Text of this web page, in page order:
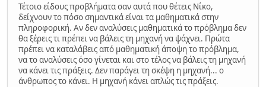
Τέτοιο είδους προβλήματα σαν αυτά που θέτεις Νίκο,
δείχνουν το πόσο σημαντικά είναι τα μαθηματικά στην
πληροφορική. Αν δεν αναλύσεις μαθηματικά το πρόβλημα δεν
θα ξέρεις τι πρέπει να βάλεις τη μηχανή να ψάχνει. Πρώτα
πρέπει να καταλάβεις από μαθηματική άποψη το πρόβλημα,
να το αναλύσεις όσο γίνεται και στο τέλος να βάλεις τη μηχανή
να κάνει τις πράξεις. Δεν παράγει τη σκέψη η μηχανή... ο
άνθρωπος το κάνει. Η μηχανή κάνει απλώς τις πράξεις.